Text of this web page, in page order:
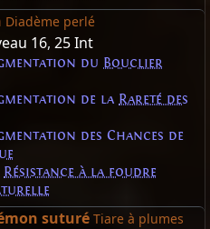
Diadème perlé
16, 25 Int
du Bouclier
de la Rareté des
des Chances de
Résistance à la foudre
suturé Tiare à plumes